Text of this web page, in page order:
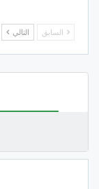
السابق التالي